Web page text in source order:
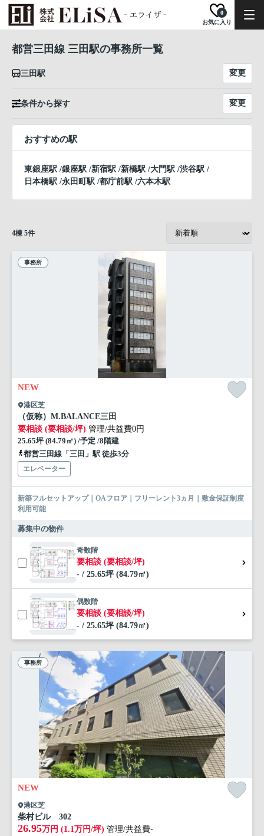
お気に入り
0
都営三田線 三田駅の事務所一覧
三田駅 変更
条件から探す 変更
おすすめの駅
東銀座駅 /銀座駅 /新宿駅 /新橋駅 /大門駅 /渋谷駅 /
日本橋駅 /永田町駅 /都庁前駅 /六本木駅
4棟 5件
事務所
NEW
港区芝
（仮称）M.BALANCE三田
要相談 (要相談/坪) 管理/共益費0円
25.65坪 (84.79㎡) /予定 /8階建
都営三田線「三田」駅 徒歩3分
エレベーター
新築フルセットアップ｜OAフロア｜フリーレント3ヵ月｜敷金保証制度
利用可能
募集中の物件
奇数階
要相談 (要相談/坪)
- / 25.65坪 (84.79㎡)
偶数階
要相談 (要相談/坪)
- / 25.65坪 (84.79㎡)
事務所
NEW
港区芝
柴村ビル 302
26.95万円 (1.1万円/坪) 管理/共益費-